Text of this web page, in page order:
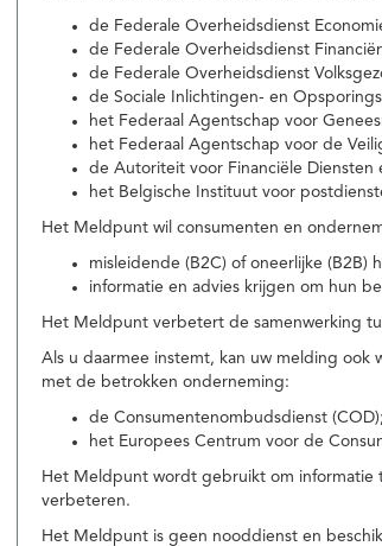
de Federale Overheidsdienst
de Federale Overheidsdienst
de Federale Overheidsdienst
de Sociale Inlichtingen- en
het Federaal Agentschap voor
het Federaal Agentschap voor de
de Autoriteit voor Financiële Diensten
het Belgische Instituut voor
Het Meldpunt wil consumenten en
misleidende (B2C) of oneerlijke (B2B)
informatie en advies krijgen om hun
Het Meldpunt verbetert de samenwerking
Als u daarmee instemt, kan uw melding
met de betrokken onderneming:
de Consumentenombudsdienst
het Europees Centrum voor de
Het Meldpunt wordt gebruikt om informatie
verbeteren.
Het Meldpunt is geen nooddienst en